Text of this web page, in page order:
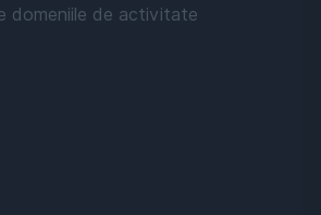
domeniile de activitate